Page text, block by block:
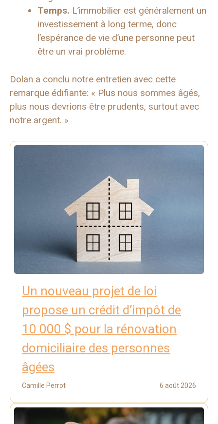
Temps. L’immobilier est généralement un
investissement à long terme, donc
l’espérance de vie d’une personne peut
être un vrai problème.
Dolan a conclu notre entretien avec cette
remarque édifiante: « Plus nous sommes âgés,
plus nous devrions être prudents, surtout avec
notre argent. »
Un nouveau projet de loi
propose un crédit d’impôt de
10 000 $ pour la rénovation
domiciliaire des personnes
âgées
Camille Perrot 6 août 2026